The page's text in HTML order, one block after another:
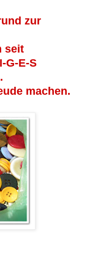
zur
seit
G-E-S
machen.